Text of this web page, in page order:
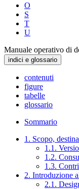
O
S
T
U
Manuale operativo di
indici e glossario
contenuti
figure
tabelle
glossario
Sommario
1. Scopo,
1.1.
1.2.
1.3.
2. Introduzione
2.1.